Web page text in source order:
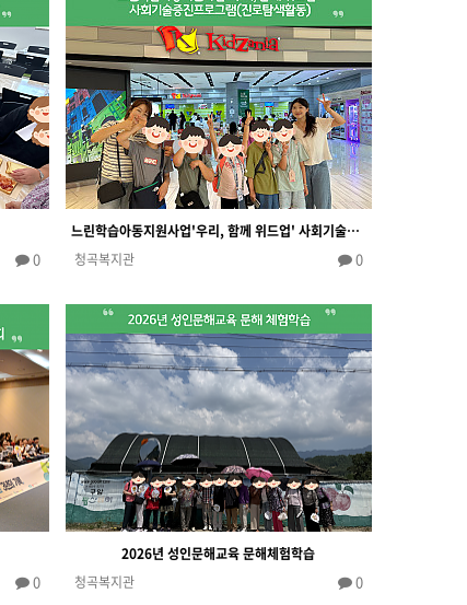
0
느린학습아동지원사업'우리, 함께 위드업' 사회기술증진프로그램(진로탐색활동)
청곡복지관
0
0
2026년 성인문해교육 문해체험학습
청곡복지관
0